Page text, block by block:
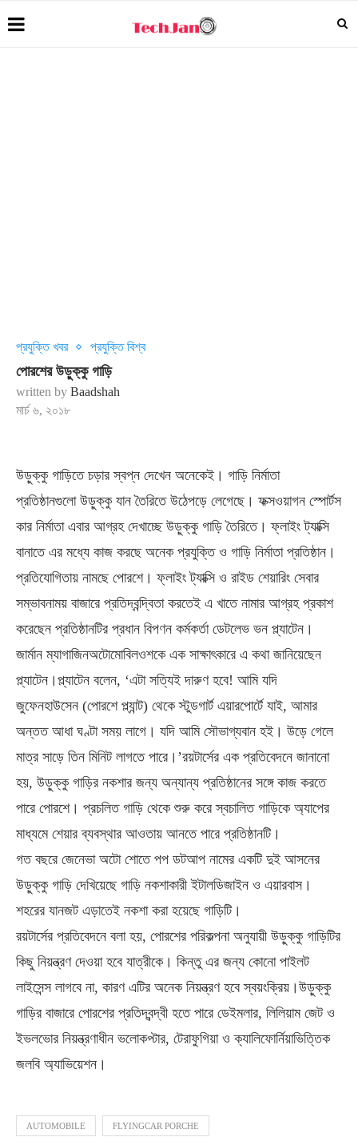
প্রযুক্তি খবর প্রযুক্তি বিশ্ব
পোরশের উড়ুক্কু গাড়ি
written by Baadshah
মার্চ ৬, ২০১৮
উড়ুক্কু গাড়িতে চড়ার স্বপ্ন দেখেন অনেকেই। গাড়ি নির্মাতা
প্রতিষ্ঠানগুলো উড়ুক্কু যান তৈরিতে উঠেপড়ে লেগেছে। ফক্সওয়াগন স্পোর্টস
কার নির্মাতা এবার আগ্রহ দেখাচ্ছে উড়ুক্কু গাড়ি তৈরিতে। ফ্লাইং ট্যাক্সি
বানাতে এর মধ্যে কাজ করছে অনেক প্রযুক্তি ও গাড়ি নির্মাতা প্রতিষ্ঠান।
প্রতিযোগিতায় নামছে পোরশে। ফ্লাইং ট্যাক্সি ও রাইড শেয়ারিং সেবার
সম্ভাবনাময় বাজারে প্রতিদ্বন্দ্বিতা করতেই এ খাতে নামার আগ্রহ প্রকাশ
করেছেন প্রতিষ্ঠানটির প্রধান বিপণন কর্মকর্তা ডেটলেভ ভন প্ল্যাটেন।
জার্মান ম্যাগাজিনঅটোমোবিলওশকে এক সাক্ষাৎকারে এ কথা জানিয়েছেন
প্ল্যাটেন।প্ল্যাটেন বলেন, ‘এটা সত্যিই দারুণ হবে! আমি যদি
জুফেনহাউসেন (পোরশে প্ল্যান্ট) থেকে স্টুডগার্ট এয়ারপোর্টে যাই, আমার
অন্তত আধা ঘণ্টা সময় লাগে। যদি আমি সৌভাগ্যবান হই। উড়ে গেলে
মাত্র সাড়ে তিন মিনিট লাগতে পারে।’রয়টার্সের এক প্রতিবেদনে জানানো
হয়, উড়ুক্কু গাড়ির নকশার জন্য অন্যান্য প্রতিষ্ঠানের সঙ্গে কাজ করতে
পারে পোরশে। প্রচলিত গাড়ি থেকে শুরু করে স্বচালিত গাড়িকে অ্যাপের
মাধ্যমে শেয়ার ব্যবস্থার আওতায় আনতে পারে প্রতিষ্ঠানটি।
গত বছরে জেনেভা অটো শোতে পপ ডটআপ নামের একটি দুই আসনের
উড়ুক্কু গাড়ি দেখিয়েছে গাড়ি নকশাকারী ইটালডিজাইন ও এয়ারবাস।
শহরের যানজট এড়াতেই নকশা করা হয়েছে গাড়িটি।
রয়টার্সের প্রতিবেদনে বলা হয়, পোরশের পরিকল্পনা অনুযায়ী উড়ুক্কু গাড়িটির
কিছু নিয়ন্ত্রণ দেওয়া হবে যাত্রীকে। কিন্তু এর জন্য কোনো পাইলট
লাইসেন্স লাগবে না, কারণ এটির অনেক নিয়ন্ত্রণ হবে স্বয়ংক্রিয়।উড়ুক্কু
গাড়ির বাজারে পোরশের প্রতিদ্বন্দ্বী হতে পারে ডেইমলার, লিলিয়াম জেট ও
ইভলভোর নিয়ন্ত্রণাধীন ভলোকপ্টার, টেরাফুগিয়া ও ক্যালিফোর্নিয়াভিত্তিক
জলবি অ্যাভিয়েশন।
AUTOMOBILE FLYINGCAR PORCHE